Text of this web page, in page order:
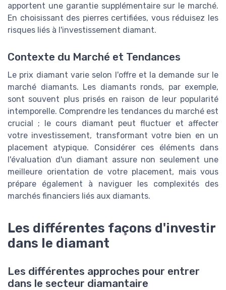
apportent une garantie supplémentaire sur le marché.
En choisissant des pierres certifiées, vous réduisez les
risques liés à l'investissement diamant.
Contexte du Marché et Tendances
Le prix diamant varie selon l'offre et la demande sur le
marché diamants. Les diamants ronds, par exemple,
sont souvent plus prisés en raison de leur popularité
intemporelle. Comprendre les tendances du marché est
crucial ; le cours diamant peut fluctuer et affecter
votre investissement, transformant votre bien en un
placement atypique. Considérer ces éléments dans
l'évaluation d'un diamant assure non seulement une
meilleure orientation de votre placement, mais vous
prépare également à naviguer les complexités des
marchés financiers liés aux diamants.
Les différentes façons d'investir
dans le diamant
Les différentes approches pour entrer
dans le secteur diamantaire